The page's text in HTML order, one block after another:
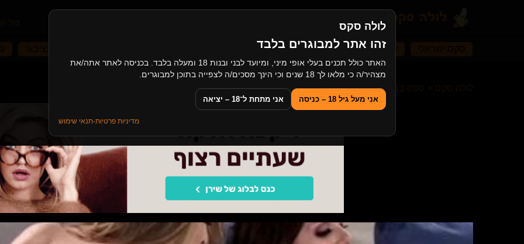
לולה סקס
זהו אתר למבוגרים בלבד
האתר כולל תכנים בעלי אופי מיני, ומיועד לבני ובנות 18 ומעלה בלבד. בכניסה לאתר אתה/את
מצהיר/ה כי מלאו לך 18 שנים וכי הינך מסכים/ה לצפייה בתוכן למבוגרים.
אני מעל גיל 18 – כניסה אני מתחת ל־18 – יציאה
מדיניות פרטיות·תנאי שימוש
עיסוי ארוטי סקס במשפחה
סקס במשפחה>ילדה רוצה תשומת לב של אמא ומלקקת כוס של אמא